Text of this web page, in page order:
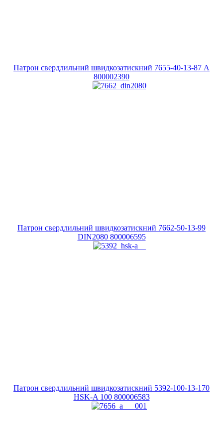
Патрон свердлильний швидкозатискний 7655-40-13-87 A
800002390
Патрон свердлильний швидкозатискний 7662-50-13-99
DIN2080 800006595
Патрон свердлильний швидкозатискний 5392-100-13-170
HSK-A 100 800006583